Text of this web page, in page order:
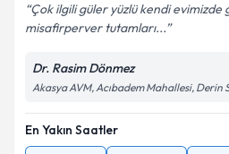
Çok ilgili güler yüzlü kendi evimizde
misafirperver tutamları...
Dr. Rasim Dönmez
Akasya AVM, Acıbadem Mahallesi, Derin
En Yakın Saatler